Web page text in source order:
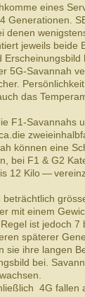
eines
Gen­er­a­tio­nen.
denen
jew­eils beide
5G-​Savannah
das
F1-​Savannahs
kön­nen eine
bei F1 & G2
12 Kilo —
mit einem
ist jedoch 7
späterer
sie ihre lan­gen
bei.
4G fallen